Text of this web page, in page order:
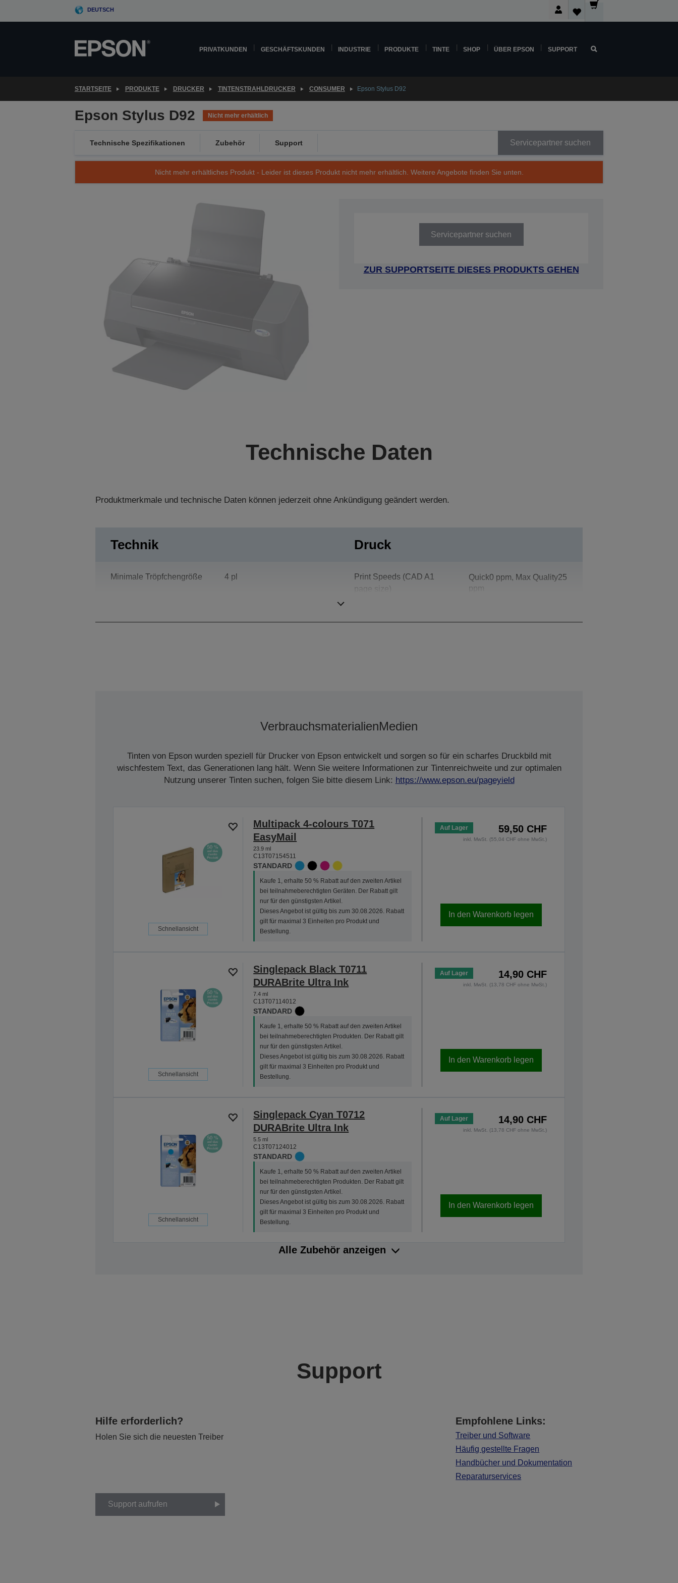
DEUTSCH
PRIVATKUNDEN GESCHÄFTSKUNDEN INDUSTRIE PRODUKTE TINTE SHOP ÜBER EPSON SUPPORT
STARTSEITE PRODUKTE DRUCKER TINTENSTRAHLDRUCKER CONSUMER Epson Stylus D92
Epson Stylus D92 Nicht mehr erhältlich
Technische Spezifikationen Zubehör Support Servicepartner suchen
Nicht mehr erhältliches Produkt - Leider ist dieses Produkt nicht mehr erhältlich. Weitere Angebote finden Sie unten.
Servicepartner suchen
ZUR SUPPORTSEITE DIESES PRODUKTS GEHEN
Technische Daten
Produktmerkmale und technische Daten können jederzeit ohne Ankündigung geändert werden.
Technik
Minimale Tröpfchengröße 4 pl
Druck
Print Speeds (CAD A1
page size)
Quick0 ppm, Max Quality25
ppm
VerbrauchsmaterialienMedien
Tinten von Epson wurden speziell für Drucker von Epson entwickelt und sorgen so für ein scharfes Druckbild mit
wischfestem Text, das Generationen lang hält. Wenn Sie weitere Informationen zur Tintenreichweite und zur optimalen
Nutzung unserer Tinten suchen, folgen Sie bitte diesem Link: https://www.epson.eu/pageyield
Schnellansicht
Multipack 4-colours T071
EasyMail
23.9 ml
C13T07154511
STANDARD
Kaufe 1, erhalte 50 % Rabatt auf den zweiten Artikel
bei teilnahmeberechtigten Geräten. Der Rabatt gilt
nur für den günstigsten Artikel.
Dieses Angebot ist gültig bis zum 30.08.2026. Rabatt
gilt für maximal 3 Einheiten pro Produkt und
Bestellung.
Auf Lager 59,50 CHF
inkl. MwSt. (55,04 CHF ohne MwSt.)
In den Warenkorb legen
Schnellansicht
Singlepack Black T0711
DURABrite Ultra Ink
7.4 ml
C13T07114012
STANDARD
Kaufe 1, erhalte 50 % Rabatt auf den zweiten Artikel
bei teilnahmeberechtigten Produkten. Der Rabatt gilt
nur für den günstigsten Artikel.
Dieses Angebot ist gültig bis zum 30.08.2026. Rabatt
gilt für maximal 3 Einheiten pro Produkt und
Bestellung.
Auf Lager 14,90 CHF
inkl. MwSt. (13,78 CHF ohne MwSt.)
In den Warenkorb legen
Schnellansicht
Singlepack Cyan T0712
DURABrite Ultra Ink
5.5 ml
C13T07124012
STANDARD
Kaufe 1, erhalte 50 % Rabatt auf den zweiten Artikel
bei teilnahmeberechtigten Produkten. Der Rabatt gilt
nur für den günstigsten Artikel.
Dieses Angebot ist gültig bis zum 30.08.2026. Rabatt
gilt für maximal 3 Einheiten pro Produkt und
Bestellung.
Auf Lager 14,90 CHF
inkl. MwSt. (13,78 CHF ohne MwSt.)
In den Warenkorb legen
Alle Zubehör anzeigen
Support
Hilfe erforderlich?
Holen Sie sich die neuesten Treiber
Empfohlene Links:
Treiber und Software
Häufig gestellte Fragen
Handbücher und Dokumentation
Reparaturservices
Support aufrufen